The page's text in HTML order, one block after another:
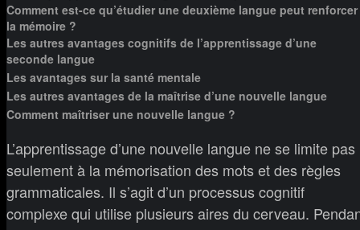
Comment est-ce qu’étudier une deuxième langue peut renforcer
la mémoire ?
Les autres avantages cognitifs de l’apprentissage d’une
seconde langue
Les avantages sur la santé mentale
Les autres avantages de la maîtrise d’une nouvelle langue
Comment maîtriser une nouvelle langue ?
L’apprentissage d’une nouvelle langue ne se limite pas
seulement à la mémorisation des mots et des règles
grammaticales. Il s’agit d’un processus cognitif
complexe qui utilise plusieurs aires du cerveau.